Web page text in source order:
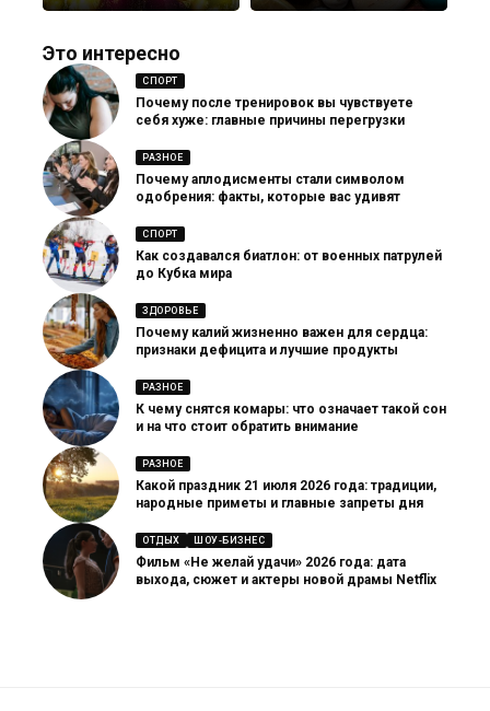
Это интересно
СПОРТ
Почему после тренировок вы чувствуете
себя хуже: главные причины перегрузки
РАЗНОЕ
Почему аплодисменты стали символом
одобрения: факты, которые вас удивят
СПОРТ
Как создавался биатлон: от военных патрулей
до Кубка мира
ЗДОРОВЬЕ
Почему калий жизненно важен для сердца:
признаки дефицита и лучшие продукты
РАЗНОЕ
К чему снятся комары: что означает такой сон
и на что стоит обратить внимание
РАЗНОЕ
Какой праздник 21 июля 2026 года: традиции,
народные приметы и главные запреты дня
ОТДЫХ ШОУ-БИЗНЕС
Фильм «Не желай удачи» 2026 года: дата
выхода, сюжет и актеры новой драмы Netflix